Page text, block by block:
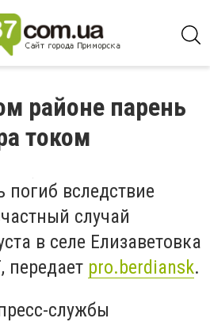
районе парень
током
погиб вследствие
случай
в селе Елизаветовка
передает pro.berdiansk.
службы